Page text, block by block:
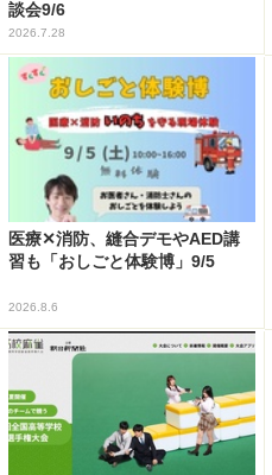
談会9/6
2026.7.28
医療✕消防、縫合デモやAED講
習も「おしごと体験博」9/5
2026.8.6